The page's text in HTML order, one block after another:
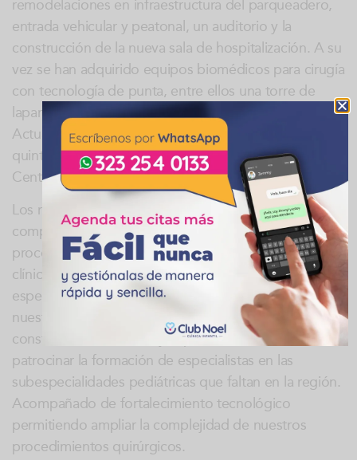
remodelaciones en infraestructura del parqueadero,
entrada vehicular y peatonal, un auditorio y la
construcción de la nueva sala de hospitalización. A su
vez se han adquirido equipos biomédicos para cirugía
con tecnología de punta, entre ellos una torre de
laparoscopia y una plataforma de energía.
Actualmente, la clínica realiza la construcción del
quinto quirófano y la construcción de la nueva
Central de Esterilización.
Los retos en Club Noel son grandes encaminados en
componentes, que son crecimiento en todos los
procesos de calidad, seguridad del paciente, gestión
clínica, ampliaremos cobertura en diferentes
especialidades, oportunidad en la mayoría de
nuestros servicios, talento humano que está en
constante actualización y capacitación. Además de
patrocinar la formación de especialistas en las
subespecialidades pediátricas que faltan en la región.
Acompañado de fortalecimiento tecnológico
permitiendo ampliar la complejidad de nuestros
procedimientos quirúrgicos.